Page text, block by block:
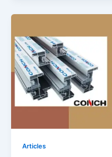
Articles